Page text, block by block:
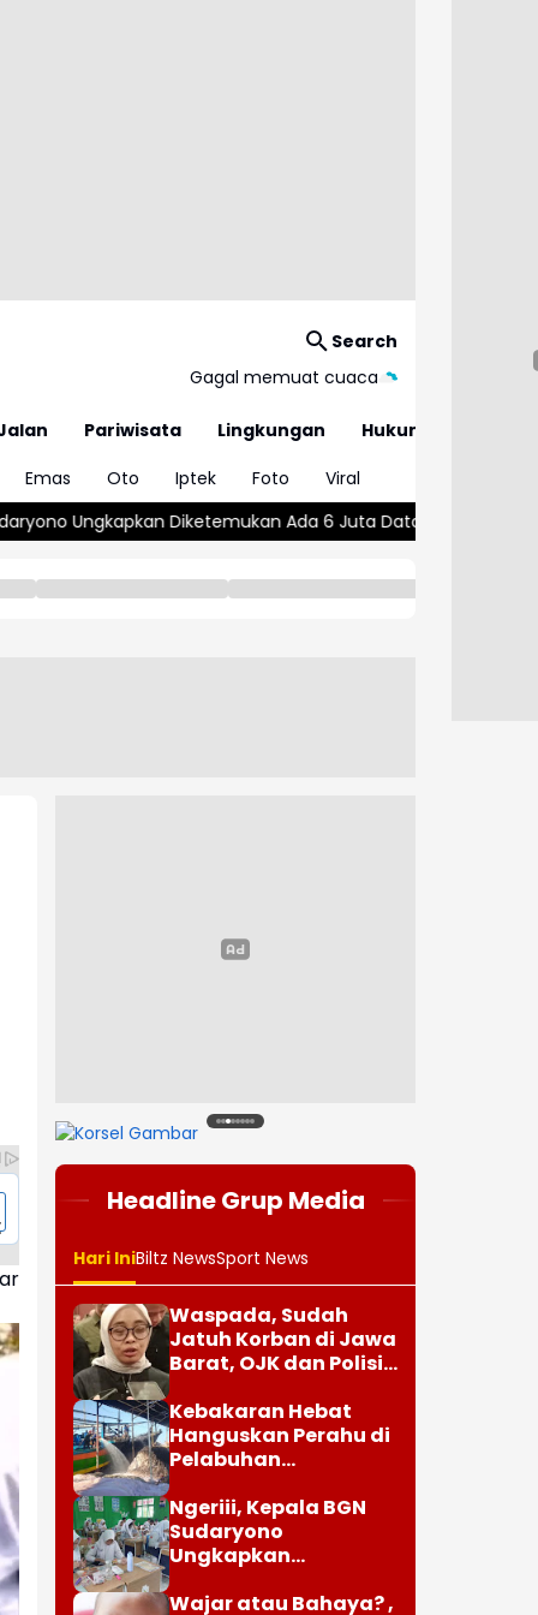
Search
Gagal memuat cuaca
Pariwisata Lingkungan
Hukum
Emas Oto Iptek Foto
Viral
Ada 6 Juta Data Ganda Siswa Penerima MBG
12345678
Headline Grup Media
Hari IniBiltz NewsSport News
Waspada, Sudah
Jatuh Korban di Jawa
Barat, OJK dan Polisi
Penipuan Modus Titip
Limit Paylater
Kebakaran Hebat
Hanguskan Perahu di
Pelabuhan
Indramayu
Ngeriii, Kepala BGN
Sudaryono
Ungkapkan
Juta Data Ganda
Wajar atau Bahaya? ,